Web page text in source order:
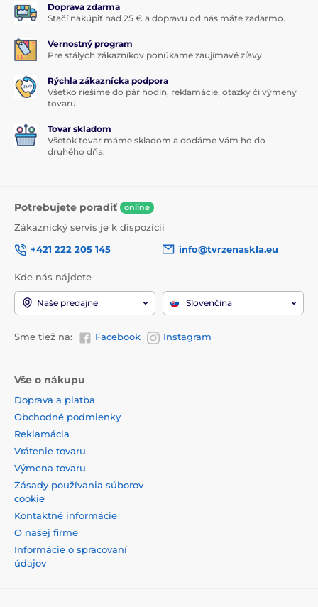
Doprava zdarma
Stačí nakúpiť nad 25 € a dopravu od nás máte zadarmo.
Vernostný program
Pre stálych zákazníkov ponúkame zaujímavé zľavy.
Rýchla zákaznícka podpora
Všetko riešime do pár hodín, reklamácie, otázky či výmeny
tovaru.
Tovar skladom
Všetok tovar máme skladom a dodáme Vám ho do
druhého dňa.
Potrebujete poradiť online
Zákaznický servis je k dispozícii
+421 222 205 145
info@tvrzenaskla.eu
Kde nás nájdete
Naše predajne Slovenčina
Sme tiež na: Facebook Instagram
Vše o nákupu
Doprava a platba
Obchodné podmienky
Reklamácia
Vrátenie tovaru
Výmena tovaru
Zásady používania súborov
cookie
Kontaktné informácie
O našej firme
Informácie o spracovaní
údajov